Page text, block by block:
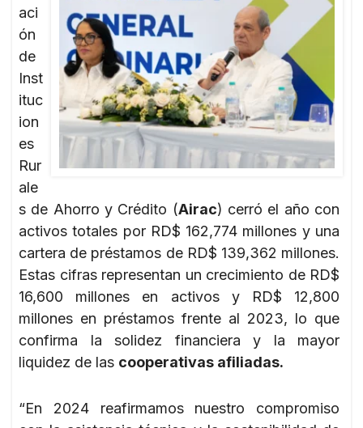
aci
ón
de
Inst
ituc
ion
es
Rur
ale
s de Ahorro y Crédito (Airac) cerró el año con
activos totales por RD$ 162,774 millones y una
cartera de préstamos de RD$ 139,362 millones.
Estas cifras representan un crecimiento de RD$
16,600 millones en activos y RD$ 12,800
millones en préstamos frente al 2023, lo que
confirma la solidez financiera y la mayor
liquidez de las cooperativas afiliadas.
“En 2024 reafirmamos nuestro compromiso